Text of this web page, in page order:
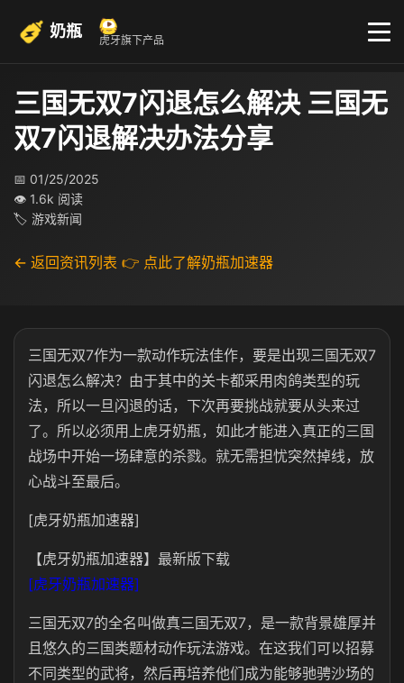
奶瓶 虎牙旗下产品
三国无双7闪退怎么解决 三国无
双7闪退解决办法分享
📅 01/25/2025
👁 1.6k 阅读
🏷 游戏新闻
← 返回资讯列表 👉 点此了解奶瓶加速器
三国无双7作为一款动作玩法佳作，要是出现三国无双7
闪退怎么解决？由于其中的关卡都采用肉鸽类型的玩
法，所以一旦闪退的话，下次再要挑战就要从头来过
了。所以必须用上虎牙奶瓶，如此才能进入真正的三国
战场中开始一场肆意的杀戮。就无需担忧突然掉线，放
心战斗至最后。
[虎牙奶瓶加速器]
【虎牙奶瓶加速器】最新版下载
[虎牙奶瓶加速器]
三国无双7的全名叫做真三国无双7，是一款背景雄厚并
且悠久的三国类题材动作玩法游戏。在这我们可以招募
不同类型的武将，然后再培养他们成为能够驰骋沙场的